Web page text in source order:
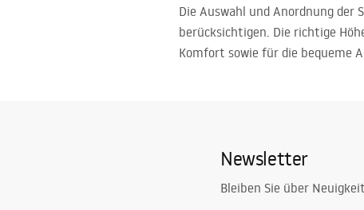
Die Auswahl und Anordnung
berücksichtigen. Die richtige
Komfort sowie für die bequeme
Newsletter
Bleiben Sie über